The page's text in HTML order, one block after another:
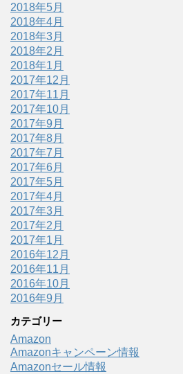
2018年5月
2018年4月
2018年3月
2018年2月
2018年1月
2017年12月
2017年11月
2017年10月
2017年9月
2017年8月
2017年7月
2017年6月
2017年5月
2017年4月
2017年3月
2017年2月
2017年1月
2016年12月
2016年11月
2016年10月
2016年9月
カテゴリー
Amazon
Amazonキャンペーン情報
Amazonセール情報